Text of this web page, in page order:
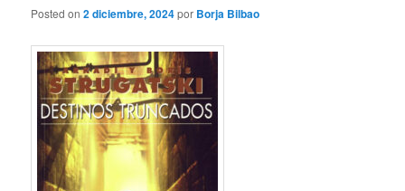
Posted on2 diciembre, 2024por Borja Bilbao